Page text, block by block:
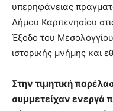
υπερηφάνειας
Δήμου Καρπενησίου
Έξοδο του
ιστορικής μνήμης και
Στην τιμητική
συμμετείχαν ενεργά